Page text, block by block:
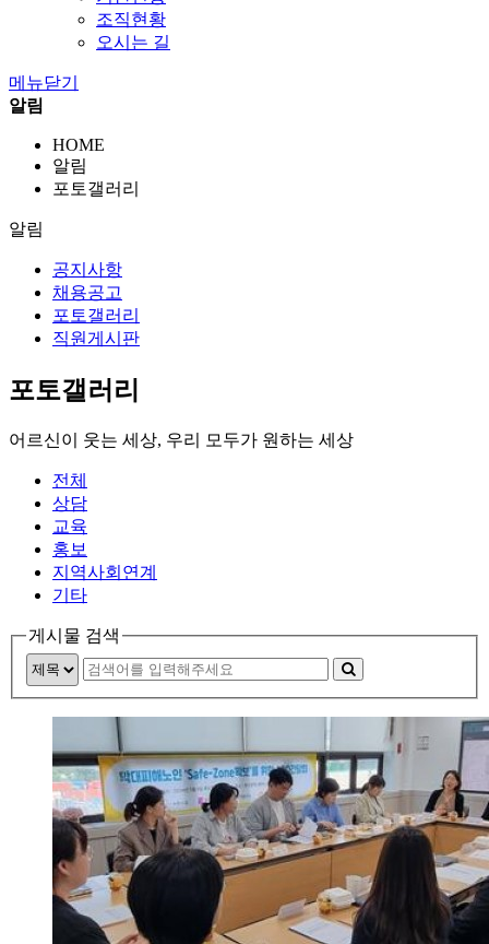
조직현황
오시는 길
메뉴닫기
알림
HOME
알림
포토갤러리
알림
공지사항
채용공고
포토갤러리
직원게시판
포토갤러리
어르신이 웃는 세상, 우리 모두가 원하는 세상
전체
상담
교육
홍보
지역사회연계
기타
게시물 검색